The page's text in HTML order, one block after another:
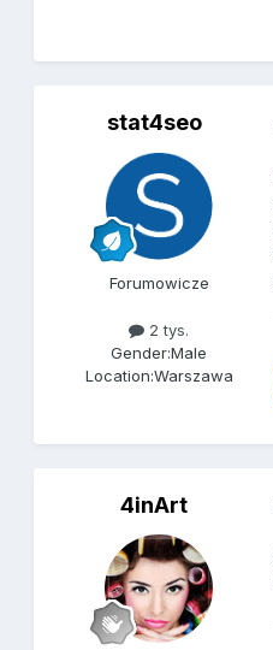
stat4seo
Forumowicze
2 tys.
Gender:Male
Location:Warszawa
4inArt